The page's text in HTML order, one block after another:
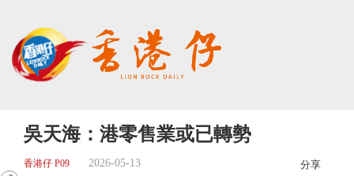
吳天海：港零售業或已轉勢
香港仔 P09 2026-05-13 分享